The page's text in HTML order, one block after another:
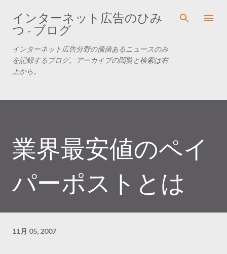
スキップしてメイン コンテンツに移動
インターネット広告のひみ
つ - ブログ
インターネット広告分野の価値あるニュースのみ
を記録するブログ。アーカイブの閲覧と検索は右
上から。
業界最安値のペイ
パーポストとは
11月 05, 2007